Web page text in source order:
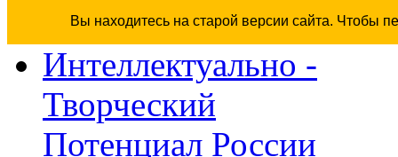
Вы находитесь на старой версии сайта. Чтобы
Интеллектуально -
Творческий
Потенциал России